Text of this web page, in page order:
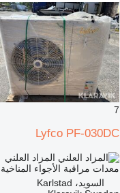
7
Lyfco PF-030DC
المزاد العلني
معدات مراقبة الأجواء
السويد، Karlstad